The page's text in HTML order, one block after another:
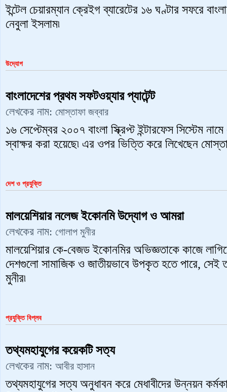
ইন্টেল চেয়ারম্যান ক্রেইগ ব্যারেটের ১৬ ঘণ্টার সফরে
নেবুলা ইসলাম৷
উদ্যোগ
বাংলাদেশের প্রথম সফটওয়্যার প্যাটেন্ট
লেখকের নাম: মোস্তাফা জব্বার
১৬ সেপ্টেম্বর ২০০৭ বাংলা স্ক্রিপ্ট ইন্টারফেস সিস্টেম
স্বাক্ষর করা হয়েছে৷ এর ওপর ভিত্তি করে লিখেছেন
দেশ ও প্রযুক্তি
মালয়েশিয়ার নলেজ ইকোনমি উদ্যোগ ও আমরা
লেখকের নাম: গোলাপ মুনীর
মালয়েশিয়ার কে-বেজড ইকোনমির অভিজ্ঞতাকে কাজে
দেশগুলো সামাজিক ও জাতীয়ভাবে উপকৃত হতে পারে, সেই
মুনীর৷
প্রযুক্তি বিপ্লব
তথ্যমহাযুগের কয়েকটি সত্য
লেখকের নাম: আবীর হাসান
তথ্যমহাযুগের সত্য অনুধাবন করে মেধাবীদের উন্নয়ন